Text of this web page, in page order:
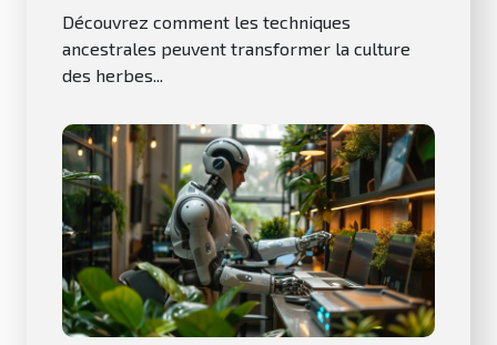
en intérieur
Découvrez comment les techniques
ancestrales peuvent transformer la culture
des herbes...